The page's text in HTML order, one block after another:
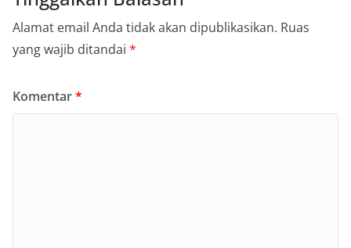
Alamat email Anda tidak akan dipublikasikan. Ruas
yang wajib ditandai *
Komentar*